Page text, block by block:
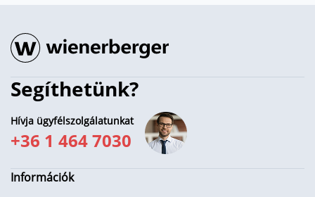
Információk
Segíthetünk?
Hívja ügyfélszolgálatunkat
+36 1 464 7030